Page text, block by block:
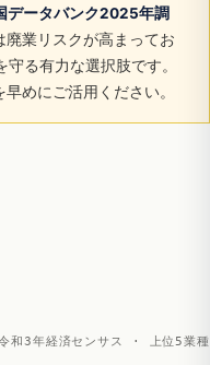
データバンク2025年調
業リスクが高まってお
る有力な選択肢です。
めにご活用ください。
和3年経済センサス · 上位5業種